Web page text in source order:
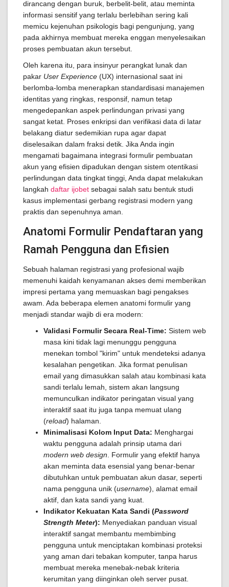
dirancang dengan buruk, berbelit-belit, atau meminta
informasi sensitif yang terlalu berlebihan sering kali
memicu kejenuhan psikologis bagi pengunjung, yang
pada akhirnya membuat mereka enggan menyelesaikan
proses pembuatan akun tersebut.
Oleh karena itu, para insinyur perangkat lunak dan
pakar User Experience (UX) internasional saat ini
berlomba-lomba menerapkan standardisasi manajemen
identitas yang ringkas, responsif, namun tetap
mengedepankan aspek perlindungan privasi yang
sangat ketat. Proses enkripsi dan verifikasi data di latar
belakang diatur sedemikian rupa agar dapat
diselesaikan dalam fraksi detik. Jika Anda ingin
mengamati bagaimana integrasi formulir pembuatan
akun yang efisien dipadukan dengan sistem otentikasi
perlindungan data tingkat tinggi, Anda dapat melakukan
langkah daftar ijobet sebagai salah satu bentuk studi
kasus implementasi gerbang registrasi modern yang
praktis dan sepenuhnya aman.
Anatomi Formulir Pendaftaran yang
Ramah Pengguna dan Efisien
Sebuah halaman registrasi yang profesional wajib
memenuhi kaidah kenyamanan akses demi memberikan
impresi pertama yang memuaskan bagi pengakses
awam. Ada beberapa elemen anatomi formulir yang
menjadi standar wajib di era modern:
Validasi Formulir Secara Real-Time: Sistem web
masa kini tidak lagi menunggu pengguna
menekan tombol "kirim" untuk mendeteksi adanya
kesalahan pengetikan. Jika format penulisan
email yang dimasukkan salah atau kombinasi kata
sandi terlalu lemah, sistem akan langsung
memunculkan indikator peringatan visual yang
interaktif saat itu juga tanpa memuat ulang
(reload) halaman.
Minimalisasi Kolom Input Data: Menghargai
waktu pengguna adalah prinsip utama dari
modern web design . Formulir yang efektif hanya
akan meminta data esensial yang benar-benar
dibutuhkan untuk pembuatan akun dasar, seperti
nama pengguna unik (username), alamat email
aktif, dan kata sandi yang kuat.
Indikator Kekuatan Kata Sandi (Password
Strength Meter): Menyediakan panduan visual
interaktif sangat membantu membimbing
pengguna untuk menciptakan kombinasi proteksi
yang aman dari tebakan komputer, tanpa harus
membuat mereka menebak-nebak kriteria
kerumitan yang diinginkan oleh server pusat.